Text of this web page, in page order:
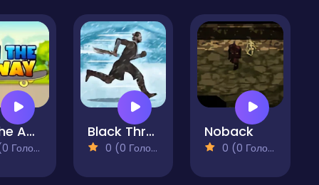
On the Away-Flippy Adventure Epic Skater Black Thrones
0 (0 Голосів)
Noback
0 (0 Голосів)